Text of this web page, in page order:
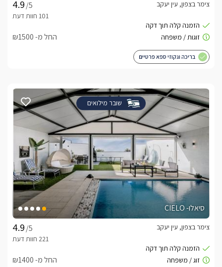
/5
צימר בצפון, עין יעקב
החל מ- ₪1500
בריכה וגקוזי ספא פרטיים
שובר מילואים
סיאלו- CIELO
/5
צימר בצפון, עין יעקב
החל מ- ₪1400